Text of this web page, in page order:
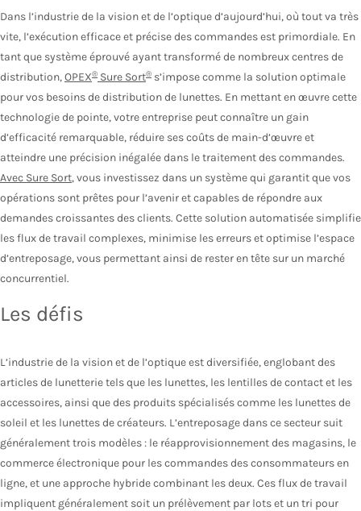
Dans l’industrie de la vision et de l’optique d’aujourd’hui, où tout va très
vite, l’exécution efficace et précise des commandes est primordiale. En
tant que système éprouvé ayant transformé de nombreux centres de
distribution,OPEX® Sure Sort® s’impose comme la solution optimale
pour vos besoins de distribution de lunettes. En mettant en œuvre cette
technologie de pointe, votre entreprise peut connaître un gain
d’efficacité remarquable, réduire ses coûts de main-d’œuvre et
atteindre une précision inégalée dans le traitement des commandes.
Avec Sure Sort, vous investissez dans un système qui garantit que vos
opérations sont prêtes pour l’avenir et capables de répondre aux
demandes croissantes des clients. Cette solution automatisée simplifie
les flux de travail complexes, minimise les erreurs et optimise l’espace
d’entreposage, vous permettant ainsi de rester en tête sur un marché
concurrentiel.
Les défis
L’industrie de la vision et de l’optique est diversifiée, englobant des
articles de lunetterie tels que les lunettes, les lentilles de contact et les
accessoires, ainsi que des produits spécialisés comme les lunettes de
soleil et les lunettes de créateurs. L’entreposage dans ce secteur suit
généralement trois modèles : le réapprovisionnement des magasins, le
commerce électronique pour les commandes des consommateurs en
ligne, et une approche hybride combinant les deux. Ces flux de travail
impliquent généralement soit un prélèvement par lots et un tri pour